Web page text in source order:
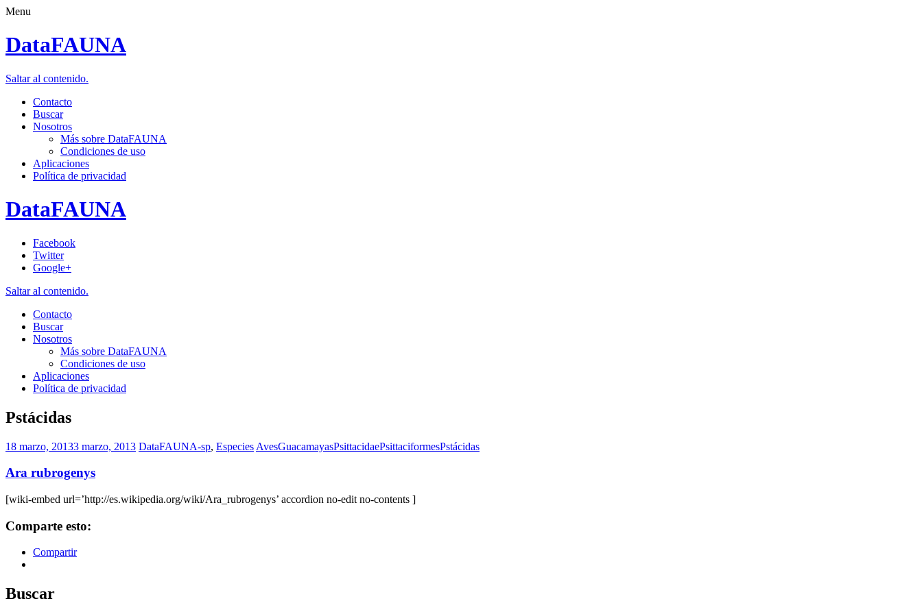
Menu
DataFAUNA
Saltar al contenido.
Contacto
Buscar
Nosotros
Más sobre DataFAUNA
Condiciones de uso
Aplicaciones
Política de privacidad
DataFAUNA
Facebook
Twitter
Google+
Saltar al contenido.
Contacto
Buscar
Nosotros
Más sobre DataFAUNA
Condiciones de uso
Aplicaciones
Política de privacidad
Pstácidas
18 marzo, 20133 marzo, 2013 DataFAUNA-sp, Especies AvesGuacamayasPsittacidaePsittaciformesPstácidas
Ara rubrogenys
[wiki-embed url=’http://es.wikipedia.org/wiki/Ara_rubrogenys’ accordion no-edit no-contents ]
Comparte esto:
Compartir
Buscar